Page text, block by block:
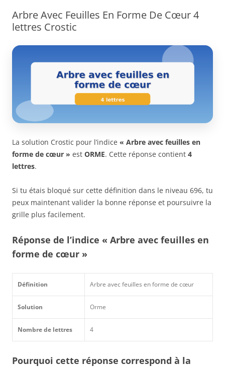
Arbre Avec Feuilles En Forme De Cœur 4
lettres Crostic
La solution Crostic pour l’indice « Arbre avec feuilles en
forme de cœur » est ORME. Cette réponse contient 4
lettres.
Si tu étais bloqué sur cette définition dans le niveau 696, tu
peux maintenant valider la bonne réponse et poursuivre la
grille plus facilement.
Réponse de l’indice « Arbre avec feuilles en
forme de cœur »
Définition Arbre avec feuilles en forme de cœur
Solution Orme
Nombre de lettres 4
Pourquoi cette réponse correspond à la